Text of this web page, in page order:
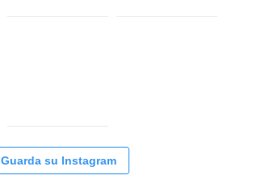
Guarda su Instagram